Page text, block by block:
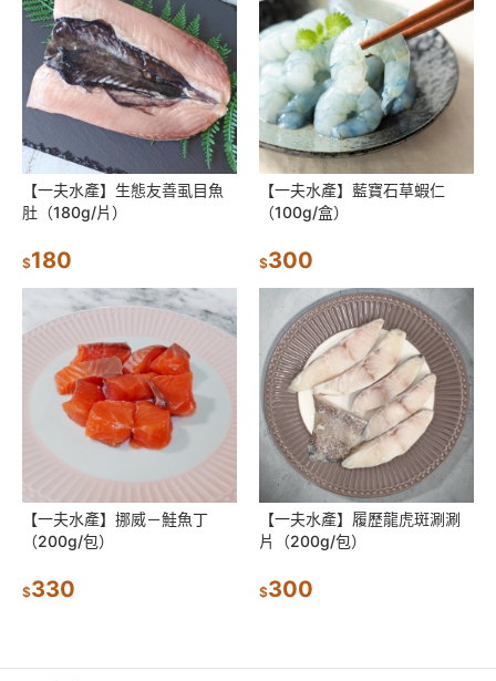
【一夫水產】生態友善虱目魚
肚（180g/片）
$180
【一夫水產】藍寶石草蝦仁
（100g/盒）
$300
【一夫水產】挪威－鮭魚丁
（200g/包）
$330
【一夫水產】履歷龍虎斑涮涮
片（200g/包）
$300